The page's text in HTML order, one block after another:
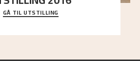
oversikt over Nikolai Astrups
debuten i 1900 og frem til i dag.
GÅ TIL UTSTILLING